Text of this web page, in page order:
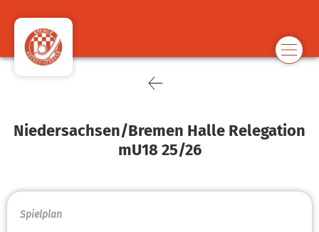
Niedersachsen/Bremen Halle Relegation
mU18 25/26
Spielplan